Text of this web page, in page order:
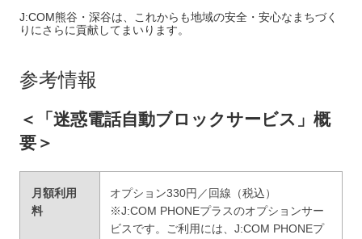
J:COM熊谷・深谷は、これからも地域の安全・安心なまちづく
りにさらに貢献してまいります。
参考情報
＜「迷惑電話自動ブロックサービス」概
要＞
月額利用
料
オプション330円／回線（税込）
※J:COM PHONEプラスのオプションサー
ビスです。ご利用には、J:COM PHONEプ